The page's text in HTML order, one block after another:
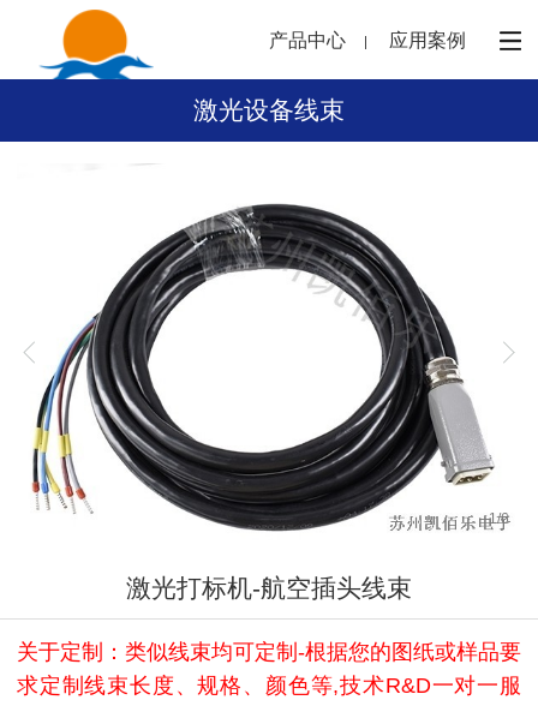
产品中心 应用案例
激光设备线束
1/6
激光打标机-航空插头线束
关于定制：类似线束均可定制-根据您的图纸或样品要
求定制线束长度、规格、颜色等,技术R&D一对一服